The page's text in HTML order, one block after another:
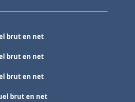
brut en net
brut en net
brut en net
brut en net